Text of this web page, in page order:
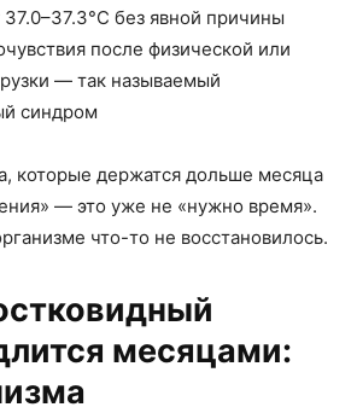
без явной причины
после физической или
— так называемый
синдром
которые держатся дольше месяца
— это уже не «нужно время».
что-то не восстановилось.
месяцами: